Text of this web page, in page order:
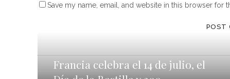
Save my name, email, and website in this browser for
Francia celebra el 14 de julio, el